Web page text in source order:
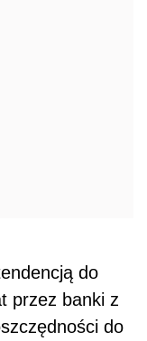
do
przez banki z
do